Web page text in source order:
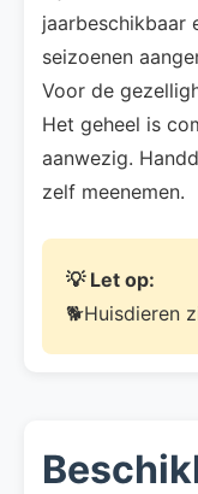
jaarbeschikbaar
seizoenen
Voor de
Het geheel is
aanwezig.
zelf meenemen.
💡 Let op:
🐕Huisdieren